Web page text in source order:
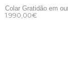
Colar Gratidão em
1.990,00€